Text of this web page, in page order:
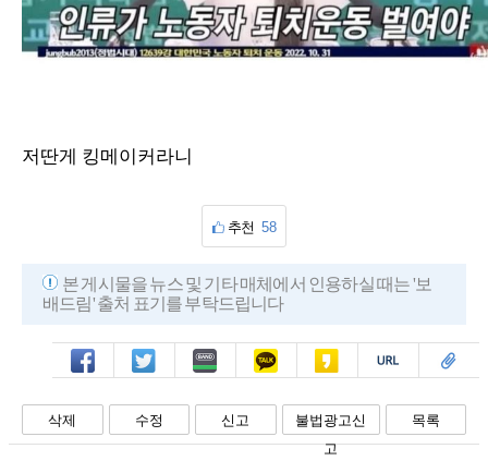
저딴게 킹메이커라니
추천 58
본 게시물을 뉴스 및 기타 매체에서 인용하실 때는 '보
배드림' 출처 표기를 부탁드립니다
페북 트윗 밴드 카톡 카스 복사 스크랩
삭제 수정 신고
불법광고신
고
목록